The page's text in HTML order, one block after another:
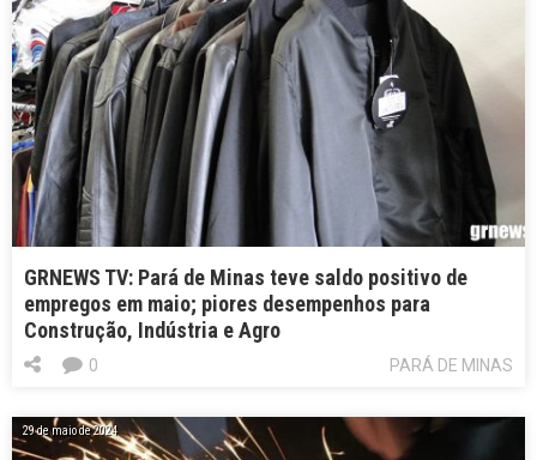
GRNEWS TV: Pará de Minas teve saldo positivo de
empregos em maio; piores desempenhos para
Construção, Indústria e Agro
PARÁ DE MINAS
0
29 de maio de 2024